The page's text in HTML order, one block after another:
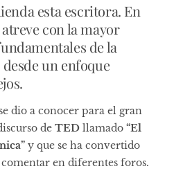
esta escritora. En
con la mayor
de la
un enfoque
se dio a conocer para el gran
de TED llamado “El
y que se ha convertido
en diferentes foros.